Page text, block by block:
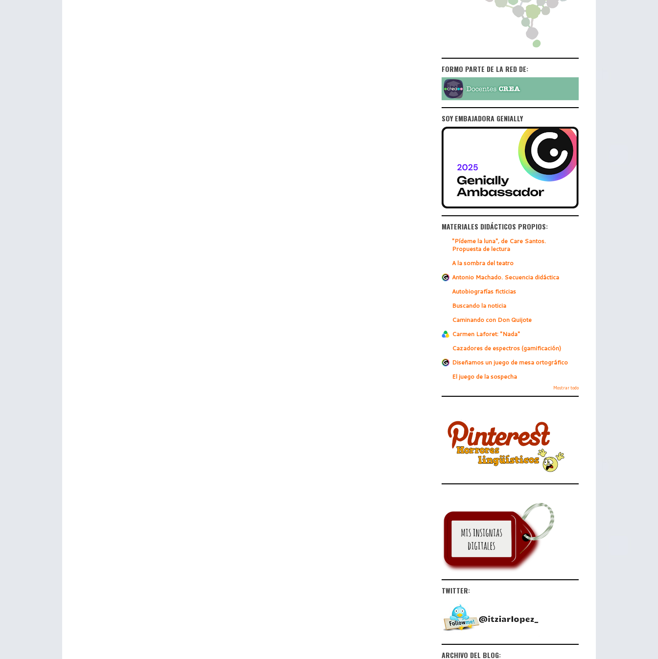
FORMO PARTE DE LA RED DE:
SOY EMBAJADORA GENIALLY
MATERIALES DIDÁCTICOS PROPIOS:
"Pídeme la luna", de Care Santos.
Propuesta de lectura
A la sombra del teatro
Antonio Machado. Secuencia didáctica
Autobiografías ficticias
Buscando la noticia
Caminando con Don Quijote
Carmen Laforet: "Nada"
Cazadores de espectros (gamificación)
Diseñamos un juego de mesa ortográfico
El juego de la sospecha
Mostrar todo
TWITTER:
ARCHIVO DEL BLOG: